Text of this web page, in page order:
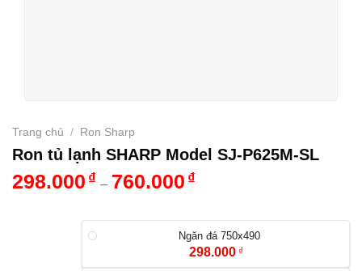
Trang chủ / Ron Sharp
Ron tủ lạnh SHARP Model SJ-P625M-SL
298.000 ₫ – 760.000 ₫
Ngăn đá 750x490
298.000 ₫